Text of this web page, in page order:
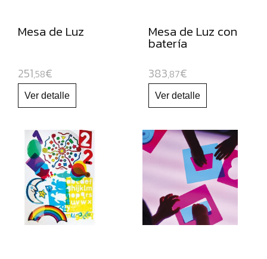
Mesa de Luz
251,58€
Mesa de Luz con
batería
383,87€